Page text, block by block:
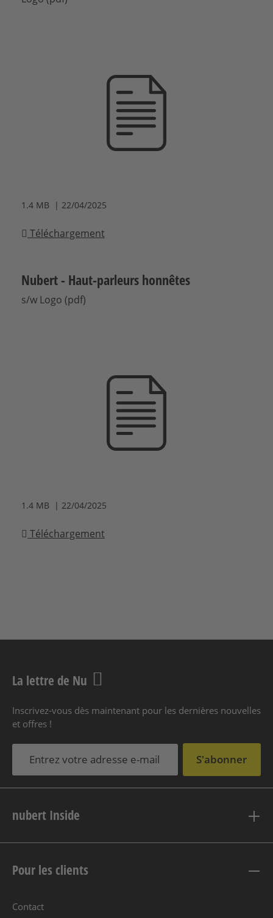
1.4 MB | 22/04/2025
Téléchargement
Nubert - Haut-parleurs honnêtes
s/w Logo (pdf)
1.4 MB | 22/04/2025
Téléchargement
La lettre de Nu
Inscrivez-vous dès maintenant pour les dernières nouvelles
et offres !
S'abonner
nubert Inside
Pour les clients
Contact